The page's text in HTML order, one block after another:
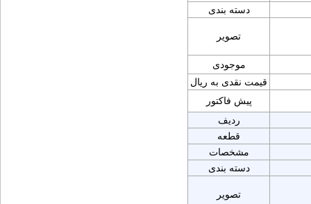
دسته بندی
تصویر
موجودی
قیمت نقدی به ریال
پیش فاکتور
ردیف
قطعه
مشخصات
دسته بندی
تصویر